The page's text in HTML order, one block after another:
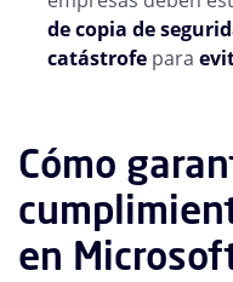
de copia de
catástrofe para
Cómo
en